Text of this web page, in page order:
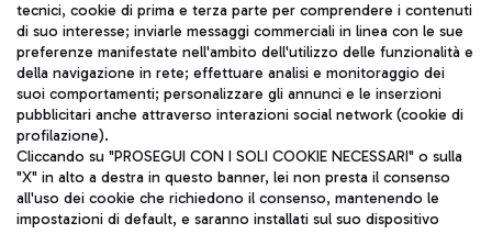
TRAVEL JOURNAL
ITA
tecnici, cookie di prima e terza parte per comprendere i contenuti
di suo interesse; inviarle messaggi commerciali in linea con le sue
preferenze manifestate nell'ambito dell'utilizzo delle funzionalità e
della navigazione in rete; effettuare analisi e monitoraggio dei
suoi comportamenti; personalizzare gli annunci e le inserzioni
pubblicitari anche attraverso interazioni social network (cookie di
profilazione).
Cliccando su "PROSEGUI CON I SOLI COOKIE NECESSARI" o sulla
"X" in alto a destra in questo banner, lei non presta il consenso
all'uso dei cookie che richiedono il consenso, mantenendo le
impostazioni di default, e saranno installati sul suo dispositivo